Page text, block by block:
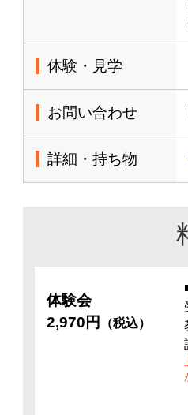
体験・見学
お問い合わせ
詳細・持ち物
体験会
2,970円
（税込）